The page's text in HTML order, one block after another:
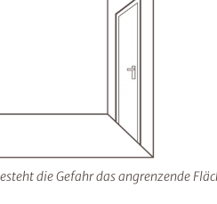
die Gefahr das angrenzende